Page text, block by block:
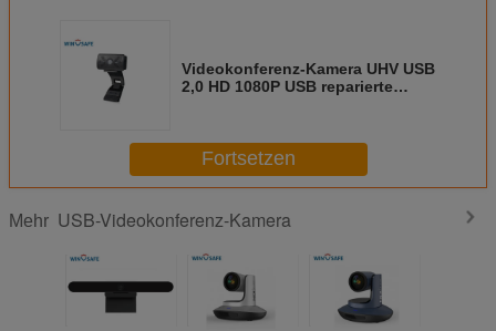
Videokonferenz-Kamera UHV USB
2,0 HD 1080P USB reparierte
Fortsetzen
Mehr USB-Videokonferenz-Kamera